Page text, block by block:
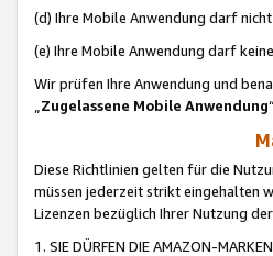
(d) Ihre Mobile Anwendung darf
(e) Ihre Mobile Anwendung darf
Wir prüfen Ihre Anwendung und
„Zugelassene Mobile Anwendung
Diese Richtlinien gelten für die
müssen jederzeit strikt eingehalten
Lizenzen bezüglich Ihrer Nutzung
1. SIE DÜRFEN DIE AMAZON-